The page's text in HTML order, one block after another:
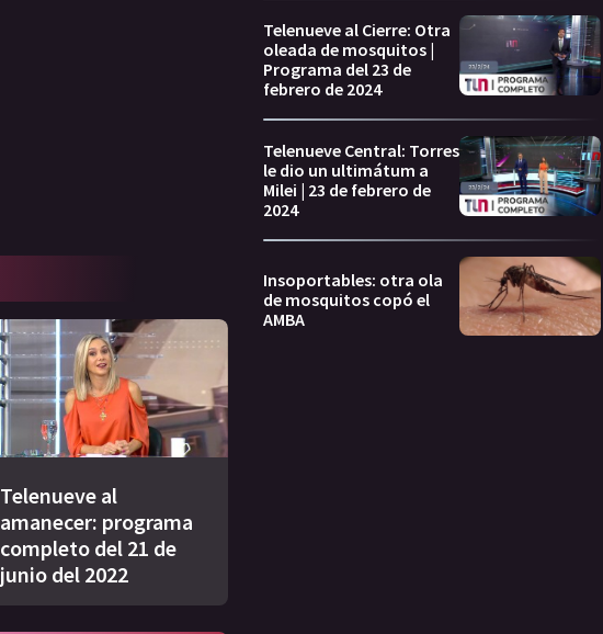
Telenueve al
amanecer: programa
completo del 21 de
junio del 2022
Telenueve al Cierre: Otra
oleada de mosquitos |
Programa del 23 de
febrero de 2024
Telenueve Central: Torres
le dio un ultimátum a
Milei | 23 de febrero de
2024
Insoportables: otra ola
de mosquitos copó el
AMBA